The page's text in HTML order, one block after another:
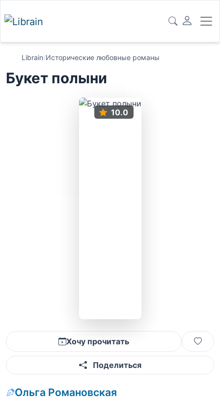
Librain/Исторические любовные романы
Букет полыни
10.0
Хочу прочитать
Поделиться
Ольга Романовская